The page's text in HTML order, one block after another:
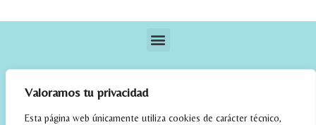
Valoramos tu privacidad
Esta página web únicamente utiliza cookies de carácter técnico,